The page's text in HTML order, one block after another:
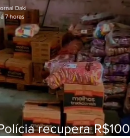
recupera R$100
Daki
7 horas